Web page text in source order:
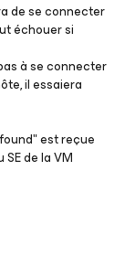
de se connecter
échouer si
à se connecter
il essaiera
est reçue
de la VM